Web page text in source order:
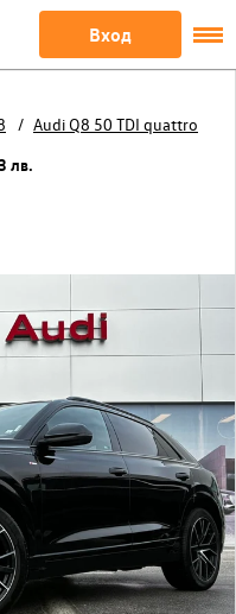
Вход
Audi Q8 50 TDI quattro
лв.